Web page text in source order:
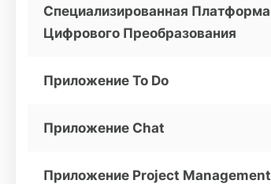
Специализированная Платформа
Цифрового Преобразования
Приложение To Do
Приложение Chat
Приложение Project Management